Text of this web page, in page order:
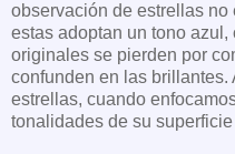
observación de estrellas
estas adoptan un tono
originales se pierden por
confunden en las
estrellas, cuando
tonalidades de su